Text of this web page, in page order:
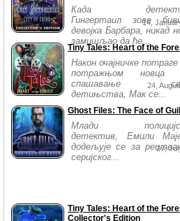
Када
Гингертаил зове
девојка Барбара, никад
замишљао да ће...
14,
Tiny Tales: Heart of the
Након очајничке потраге
потражњом новца
спашавање
детињства, Мак се...
24,
Ghost Files: The Face of
Млади
детектив, Емили
додељује се за
серијског...
27,
Tiny Tales: Heart of the
Collector's Edition